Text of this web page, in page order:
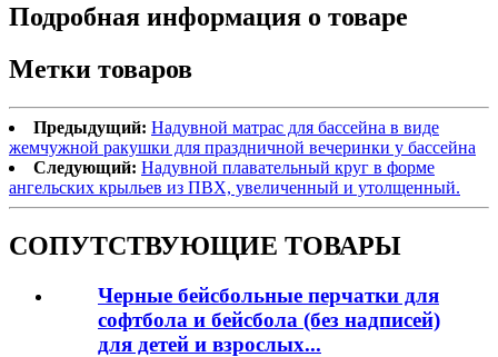
Подробная информация о товаре
Метки товаров
Предыдущий: Надувной матрас для бассейна в виде
жемчужной ракушки для праздничной вечеринки у бассейна
Следующий: Надувной плавательный круг в форме
ангельских крыльев из ПВХ, увеличенный и утолщенный.
СОПУТСТВУЮЩИЕ ТОВАРЫ
Черные бейсбольные перчатки для
софтбола и бейсбола (без надписей)
для детей и взрослых...